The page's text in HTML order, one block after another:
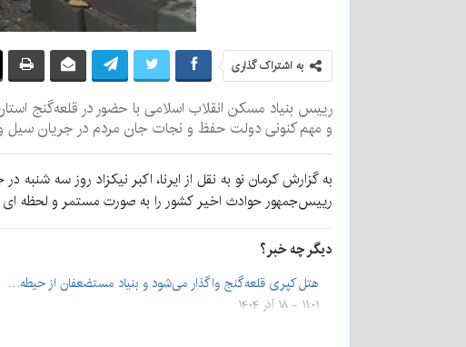
به اشتراک گذاری
رییس بنیاد مسکن انقلاب اسلامی با حضور در قلعه‌گنج
و مهم کنونی دولت حفظ و نجات جان مردم در جریان سیل
به گزارش کرمان نو به نقل از ایرنا، اکبر نیکزاد روز سه
رییس‌جمهور حوادث اخیر کشور را به صورت مستمر و لحظه
دیگر چه خبر؟
هتل کپری قلعه‌گنج واگذار می‌شود و بنیاد مستضعفان از حیطه…
۱۱:۰۱ - ۱۸ آذر ۱۴۰۴